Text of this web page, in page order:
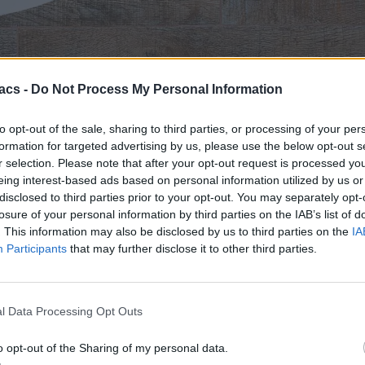
- Do Not Process My Personal Information
opt-out of the sale, sharing to third parties, or processing of your
for targeted advertising by us, please use the below opt-out
selection. Please note that after your opt-out request is processed
interest-based ads based on personal information utilized by us
to third parties prior to your opt-out. You may separately
of your personal information by third parties on the IAB’s list of
This information may also be disclosed by us to third parties on the
Participants that may further disclose it to other third parties.
Data Processing Opt Outs
opt-out of the Sharing of my personal data.
στις 31 Δεκεμβρίου του 2016.
ο οργανισμός
2026.
δευτερόλεπτο στο έτος περίπου κάθε ενάμιση χρόνο και
άξονά της; Η προφανής απάντηση είναι 24 ώρες. Ωστόσο, δεν είναι
ρολόγια, το GPS δεν θα λειτουργούσε. Η μπλε κουκκίδα στη
της με τον καρκίνο
έχουν ασκήσει βαθιά επίδραση στη ζωή μας. Όταν πετάτε, το
βάση την ατομική ώρα.